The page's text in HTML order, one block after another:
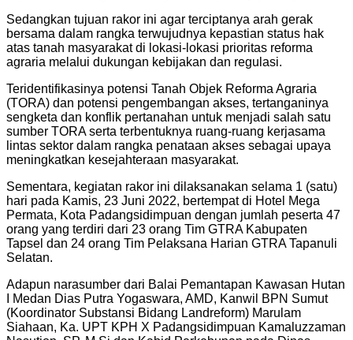
Sedangkan tujuan rakor ini agar terciptanya arah gerak
bersama dalam rangka terwujudnya kepastian status hak
atas tanah masyarakat di lokasi-lokasi prioritas reforma
agraria melalui dukungan kebijakan dan regulasi.
Teridentifikasinya potensi Tanah Objek Reforma Agraria
(TORA) dan potensi pengembangan akses, tertanganinya
sengketa dan konflik pertanahan untuk menjadi salah satu
sumber TORA serta terbentuknya ruang-ruang kerjasama
lintas sektor dalam rangka penataan akses sebagai upaya
meningkatkan kesejahteraan masyarakat.
Sementara, kegiatan rakor ini dilaksanakan selama 1 (satu)
hari pada Kamis, 23 Juni 2022, bertempat di Hotel Mega
Permata, Kota Padangsidimpuan dengan jumlah peserta 47
orang yang terdiri dari 23 orang Tim GTRA Kabupaten
Tapsel dan 24 orang Tim Pelaksana Harian GTRA Tapanuli
Selatan.
Adapun narasumber dari Balai Pemantapan Kawasan Hutan
I Medan Dias Putra Yogaswara, AMD, Kanwil BPN Sumut
(Koordinator Substansi Bidang Landreform) Marulam
Siahaan, Ka. UPT KPH X Padangsidimpuan Kamaluzzaman